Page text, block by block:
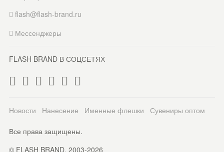
flash@flash-brand.ru
Мессенджеры
FLASH BRAND В СОЦСЕТЯХ
Новости Нанесение Именные флешки Сувениры оптом
Все права защищены.
© FLASH BRAND. 2003-2026